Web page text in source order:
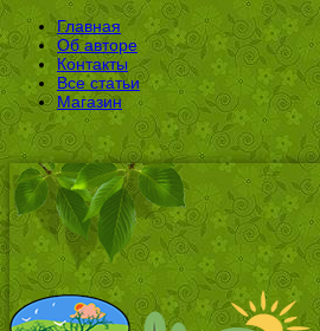
Главная
Об авторе
Контакты
Все статьи
Магазин